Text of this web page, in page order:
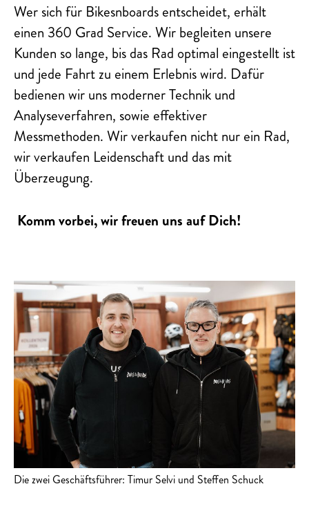
Wer sich für Bikesnboards entscheidet, erhält
einen 360 Grad Service. Wir begleiten unsere
Kunden so lange, bis das Rad optimal eingestellt ist
und jede Fahrt zu einem Erlebnis wird. Dafür
bedienen wir uns moderner Technik und
Analyseverfahren, sowie effektiver
Messmethoden. Wir verkaufen nicht nur ein Rad,
wir verkaufen Leidenschaft und das mit
Überzeugung.
Komm vorbei, wir freuen uns auf Dich!
Die zwei Geschäftsführer: Timur Selvi und Steffen Schuck